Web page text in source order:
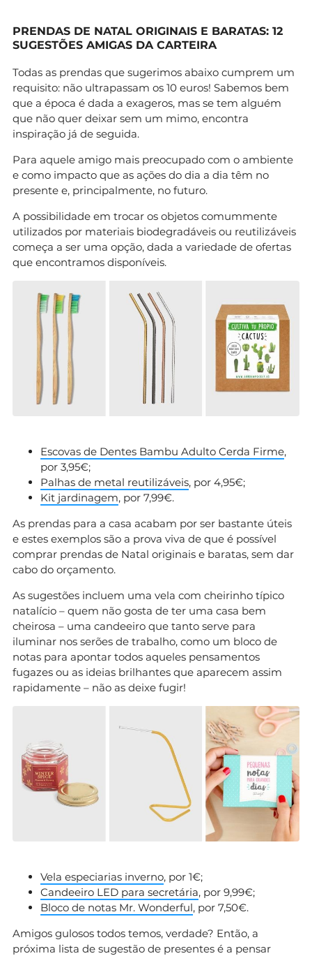
PRENDAS DE NATAL ORIGINAIS E BARATAS: 12
SUGESTÕES AMIGAS DA CARTEIRA
Todas as prendas que sugerimos abaixo cumprem um
requisito: não ultrapassam os 10 euros! Sabemos bem
que a época é dada a exageros, mas se tem alguém
que não quer deixar sem um mimo, encontra
inspiração já de seguida.
Para aquele amigo mais preocupado com o ambiente
e como impacto que as ações do dia a dia têm no
presente e, principalmente, no futuro.
A possibilidade em trocar os objetos comummente
utilizados por materiais biodegradáveis ou reutilizáveis
começa a ser uma opção, dada a variedade de ofertas
que encontramos disponíveis.
Escovas de Dentes Bambu Adulto Cerda Firme,
por 3,95€;
Palhas de metal reutilizáveis, por 4,95€;
Kit jardinagem, por 7,99€.
As prendas para a casa acabam por ser bastante úteis
e estes exemplos são a prova viva de que é possível
comprar prendas de Natal originais e baratas, sem dar
cabo do orçamento.
As sugestões incluem uma vela com cheirinho típico
natalício – quem não gosta de ter uma casa bem
cheirosa – uma candeeiro que tanto serve para
iluminar nos serões de trabalho, como um bloco de
notas para apontar todos aqueles pensamentos
fugazes ou as ideias brilhantes que aparecem assim
rapidamente – não as deixe fugir!
Vela especiarias inverno, por 1€;
Candeeiro LED para secretária, por 9,99€;
Bloco de notas Mr. Wonderful, por 7,50€.
Amigos gulosos todos temos, verdade? Então, a
próxima lista de sugestão de presentes é a pensar